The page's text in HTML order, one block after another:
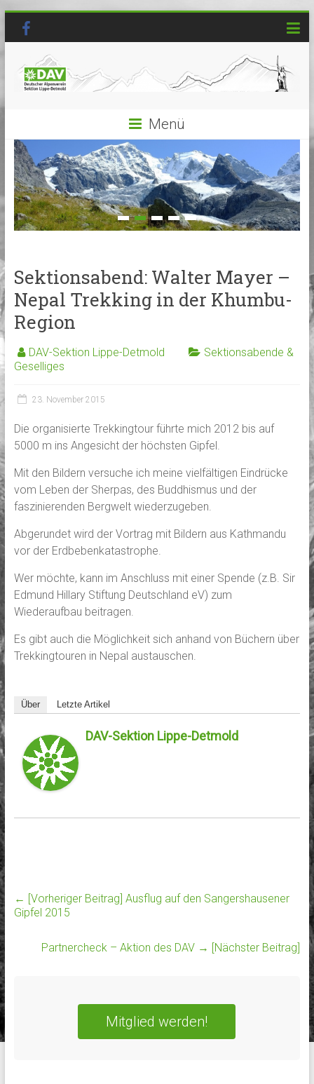
Menü
Sektionsabend: Walter Mayer –
Nepal Trekking in der Khumbu-
Region
DAV-Sektion Lippe-Detmold
Sektionsabende &
Geselliges
23. November 2015
Die organisierte Trekkingtour führte mich 2012 bis auf
5000 m ins Angesicht der höchsten Gipfel.
Mit den Bildern versuche ich meine vielfältigen Eindrücke
vom Leben der Sherpas, des Buddhismus und der
faszinierenden Bergwelt wiederzugeben.
Abgerundet wird der Vortrag mit Bildern aus Kathmandu
vor der Erdbebenkatastrophe.
Wer möchte, kann im Anschluss mit einer Spende (z.B. Sir
Edmund Hillary Stiftung Deutschland eV) zum
Wiederaufbau beitragen.
Es gibt auch die Möglichkeit sich anhand von Büchern über
Trekkingtouren in Nepal austauschen.
Über Letzte Artikel
DAV-Sektion Lippe-Detmold
← [Vorheriger Beitrag] Ausflug auf den Sangershausener
Gipfel 2015
Partnercheck – Aktion des DAV → [Nächster Beitrag]
Mitglied werden!